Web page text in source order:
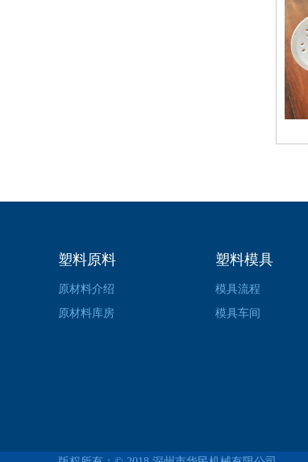
塑料原料
原材料介绍
原材料库房
塑料模具
模具流程
模具车间